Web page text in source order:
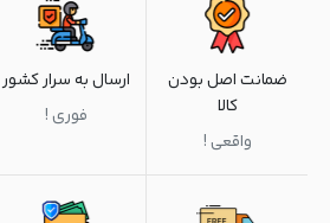
ضمانت اصل بودن
کالا
واقعی !
ارسال به سرار کشور
فوری !